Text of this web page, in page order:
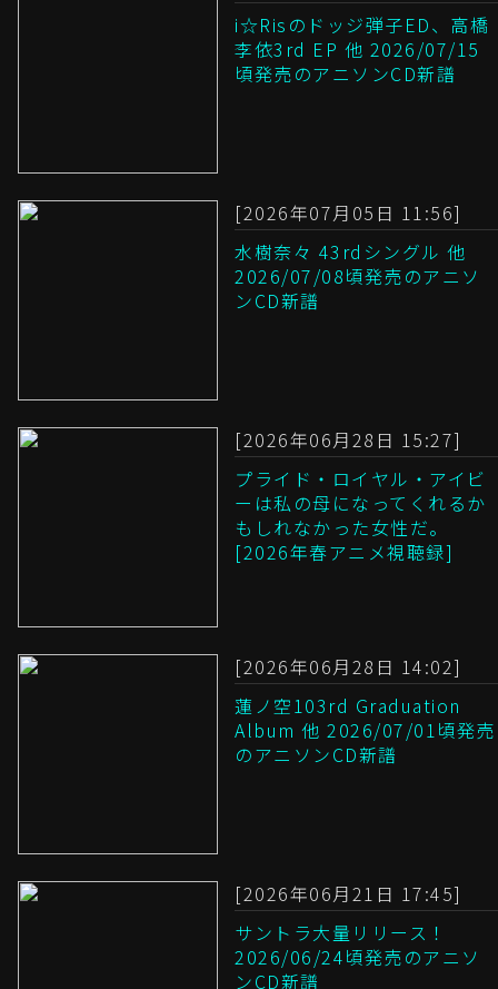
i☆Risのドッジ弾子ED、高橋
李依3rd EP 他 2026/07/15
頃発売のアニソンCD新譜
[2026年07月05日 11:56]
水樹奈々 43rdシングル 他
2026/07/08頃発売のアニソ
ンCD新譜
[2026年06月28日 15:27]
プライド・ロイヤル・アイビ
ーは私の母になってくれるか
もしれなかった女性だ。
[2026年春アニメ視聴録]
[2026年06月28日 14:02]
蓮ノ空103rd Graduation
Album 他 2026/07/01頃発売
のアニソンCD新譜
[2026年06月21日 17:45]
サントラ大量リリース！
2026/06/24頃発売のアニソ
ンCD新譜